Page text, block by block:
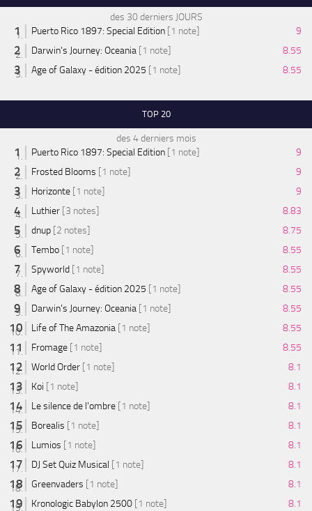
des 30 derniers JOURS
Puerto Rico 1897: Special Edition [1 note]
9
Darwin's Journey: Oceania [1 note]
8.55
Age of Galaxy - édition 2025 [1 note] 8.55
TOP 20
des 4 derniers mois
Puerto Rico 1897: Special Edition [1 note]
9
Frosted Blooms [1 note]
9
Horizonte [1 note]
9
Luthier [3 notes]
8.83
dnup [2 notes]
8.75
Tembo [1 note]
8.55
Spyworld [1 note]
8.55
Age of Galaxy - édition 2025 [1 note]
8.55
Darwin's Journey: Oceania [1 note]
8.55
Life of The Amazonia [1 note]
8.55
Fromage [1 note]
8.55
World Order [1 note]
8.1
Koi [1 note]
8.1
Le silence de l'ombre [1 note]
8.1
Borealis [1 note]
8.1
Lumios [1 note]
8.1
DJ Set Quiz Musical [1 note]
8.1
Greenvaders [1 note]
8.1
Kronologic Babylon 2500 [1 note]
8.1